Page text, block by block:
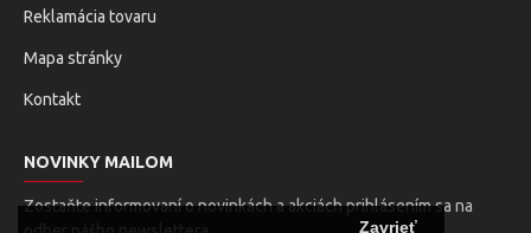
Zavrieť
Reklamácia tovaru
Mapa stránky
Kontakt
NOVINKY MAILOM
Zostaňte informovaní o novinkách a akciách prihlásením sa na